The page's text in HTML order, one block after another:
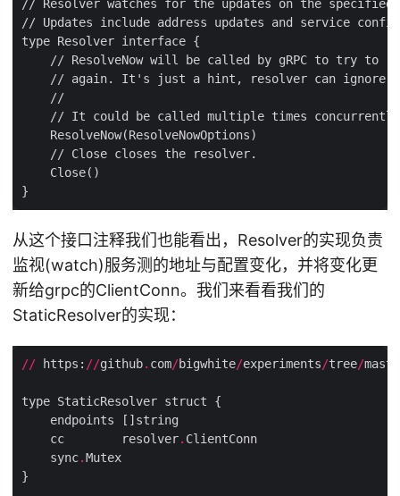
从这个接口注释我们也能看出，Resolver的实现负责
监视(watch)服务测的地址与配置变化，并将变化更
新给grpc的ClientConn。我们来看看我们的
StaticResolver的实现：
// https: //github. com/bigwhite/experiments/tree/
    cc        resolver
.
    sync
.